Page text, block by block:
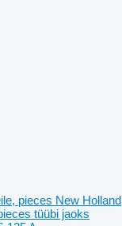
pieces New Holland
tüübi jaoks